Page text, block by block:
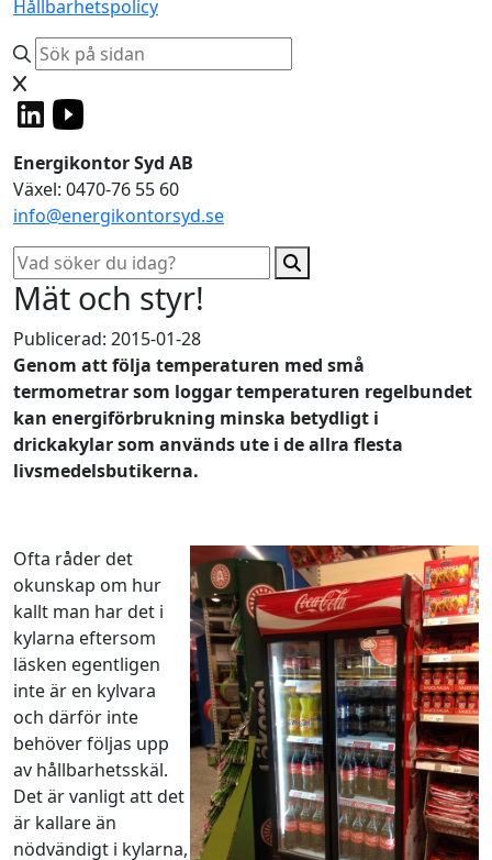
Hållbarhetspolicy
Energikontor Syd AB
Växel: 0470-76 55 60
info@energikontorsyd.se
Mät och styr!
Publicerad: 2015-01-28
Genom att följa temperaturen med små
termometrar som loggar temperaturen regelbundet
kan energiförbrukning minska betydligt i
drickakylar som används ute i de allra flesta
livsmedelsbutikerna.
Ofta råder det
okunskap om hur
kallt man har det i
kylarna eftersom
läsken egentligen
inte är en kylvara
och därför inte
behöver följas upp
av hållbarhetsskäl.
Det är vanligt att det
är kallare än
nödvändigt i kylarna,